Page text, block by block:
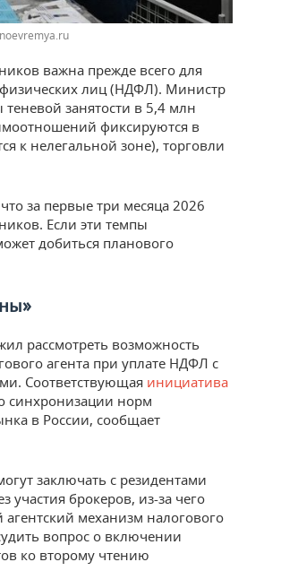
важна прежде всего для
лиц (НДФЛ). Министр
занятости в 5,4 млн
фиксируются в
к нелегальной зоне), торговли
за первые три месяца 2026
Если эти темпы
добиться планового
рассмотреть возможность
агента при уплате НДФЛ с
Соответствующая инициатива
синхронизации норм
в России, сообщает
заключать с резидентами
брокеров, из-за чего
механизм налогового
вопрос о включении
ко второму чтению